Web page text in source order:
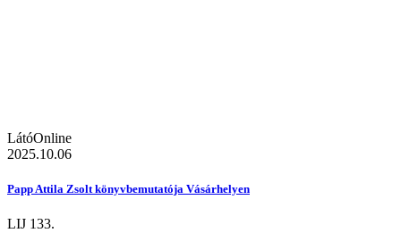
LátóOnline
2025.10.06
Papp Attila Zsolt könyvbemutatója Vásárhelyen
LIJ 133.